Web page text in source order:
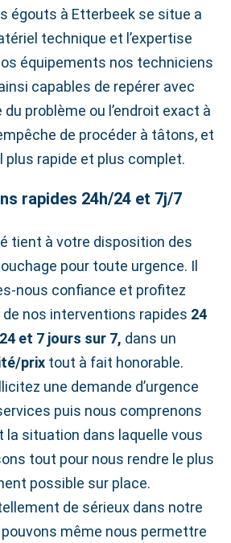
égouts à Etterbeek se situe a
technique et l’expertise
équipements nos techniciens
capables de repérer avec
du problème ou l’endroit exact à
de procéder à tâtons, et
plus rapide et plus complet.
rapides 24h/24 et 7j/7
tient à votre disposition des
pour toute urgence. Il
nous confiance et profitez
nos interventions rapides 24
et 7 jours sur 7, dans un
prix tout à fait honorable.
une demande d’urgence
puis nous comprenons
situation dans laquelle vous
tout pour nous rendre le plus
possible sur place.
de sérieux dans notre
même nous permettre